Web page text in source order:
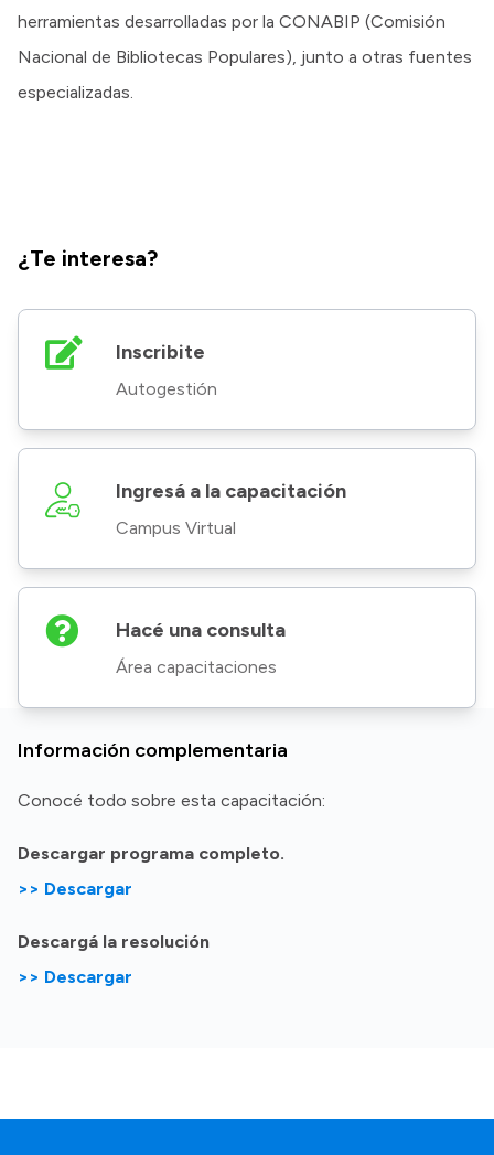
herramientas desarrolladas por la CONABIP (Comisión
Nacional de Bibliotecas Populares), junto a otras fuentes
especializadas.
¿Te interesa?
Inscribite
Autogestión
Ingresá a la capacitación
Campus Virtual
Hacé una consulta
Área capacitaciones
Información complementaria
Conocé todo sobre esta capacitación:
Descargar programa completo.
>> Descargar
Descargá la resolución
>> Descargar